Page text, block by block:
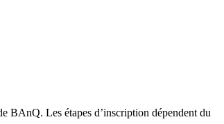
BAnQ. Les étapes d’inscription dépendent du